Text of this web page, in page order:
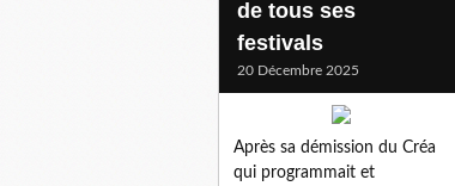
de tous ses
festivals
20 Décembre 2025
Après sa démission du Créa
qui programmait et